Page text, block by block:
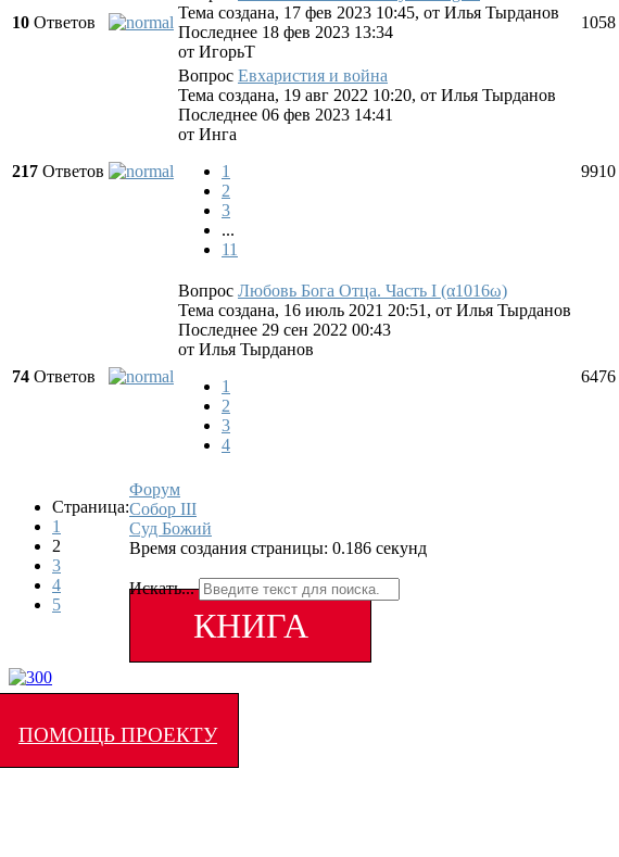
10 Ответов
Тема создана, 17 фев 2023 10:45, от Илья Тырданов
Последнее 18 фев 2023 13:34
от ИгорьТ
1058
217 Ответов
Вопрос Евхаристия и война
Тема создана, 19 авг 2022 10:20, от Илья Тырданов
Последнее 06 фев 2023 14:41
от Инга
1
2
3
...
11
9910
74 Ответов
Вопрос Любовь Бога Отца. Часть I (α1016ω)
Тема создана, 16 июль 2021 20:51, от Илья Тырданов
Последнее 29 сен 2022 00:43
от Илья Тырданов
1
2
3
4
6476
Страница:
1
2
3
4
5
Форум
Собор III
Суд Божий
Время создания страницы: 0.186 секунд
Искать...
КНИГА
ПОМОЩЬ ПРОЕКТУ